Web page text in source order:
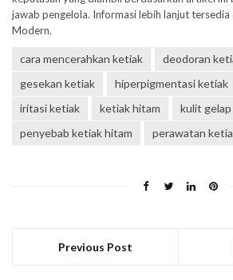
jawab pengelola. Informasi lebih lanjut tersedia
Modern.
cara mencerahkan ketiak
deodoran
gesekan ketiak
hiperpigmentasi ketiak
iritasi ketiak
ketiak hitam
kulit
penyebab ketiak hitam
perawatan
Previous Post